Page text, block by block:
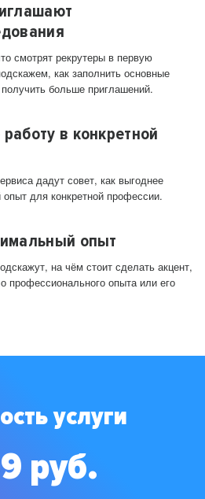
смотрят рекрутеры в первую
как заполнить основные
больше приглашений.
в конкретной
дадут совет, как выгоднее
опыт для конкретной профессии.
опыт
на чём стоит сделать акцент,
профессионального опыта или его
услуги
руб.